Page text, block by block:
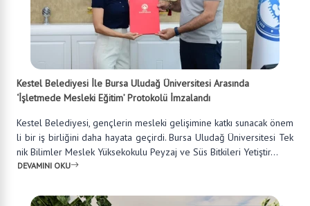
Kestel Belediyesi İle Bursa Uludağ Üniversitesi Arasında
‘İşletmede Mesleki Eğitim’ Protokolü İmzalandı
Kestel Belediyesi, gençlerin mesleki gelişimine katkı sunacak önem
li bir iş birliğini daha hayata geçirdi. Bursa Uludağ Üniversitesi Tek
nik Bilimler Meslek Yüksekokulu Peyzaj ve Süs Bitkileri Yetiştir...
DEVAMINI OKU